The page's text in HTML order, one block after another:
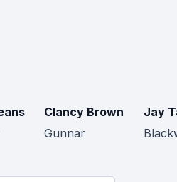
Clancy Brown
Gunnar
Jay